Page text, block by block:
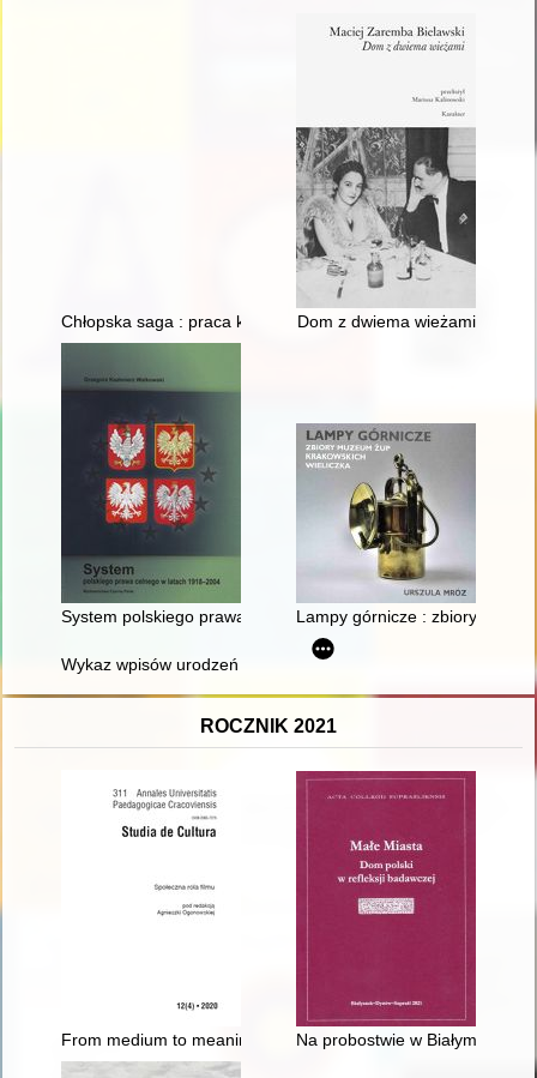
Chłopska saga : praca konkursowa na pamiętniki rolników
Dom z dwiema wieżami
System polskiego prawa celnego w latach 1918-2004
Lampy górnicze : zbiory
Wykaz wpisów urodzeń z lat: 1884-1913 w Parafii
ROCZNIK 2021
From medium to meaning : o propagandowych środkach
Na probostwie w Białymstoku